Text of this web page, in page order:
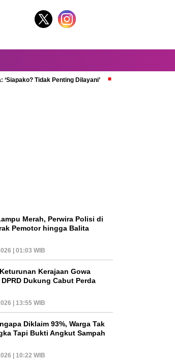
Tidak Penting Dilayani’
Merah, Perwira Polisi di
Pemotor hingga Balita
| 01:03 WIB
Kerajaan Gowa
Dukung Cabut Perda
| 13:55 WIB
Diklaim 93%, Warga Tak
Tapi Bukti Angkut Sampah
| 10:22 WIB